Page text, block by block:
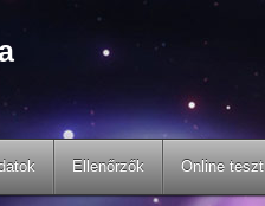
Ellenőrzők Online teszt